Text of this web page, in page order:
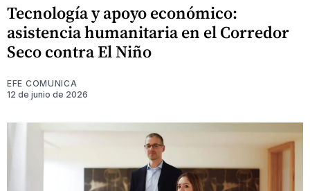
Tecnología y apoyo económico:
asistencia humanitaria en el Corredor
Seco contra El Niño
EFE COMUNICA
12 de junio de 2026